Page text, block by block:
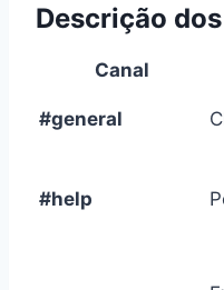
Descrição
Canal
#general
#help